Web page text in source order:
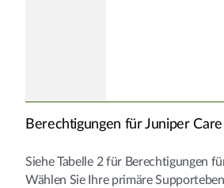
Berechtigungen für Juniper Care
Siehe Tabelle 2 für Berechtigungen
Wählen Sie Ihre primäre